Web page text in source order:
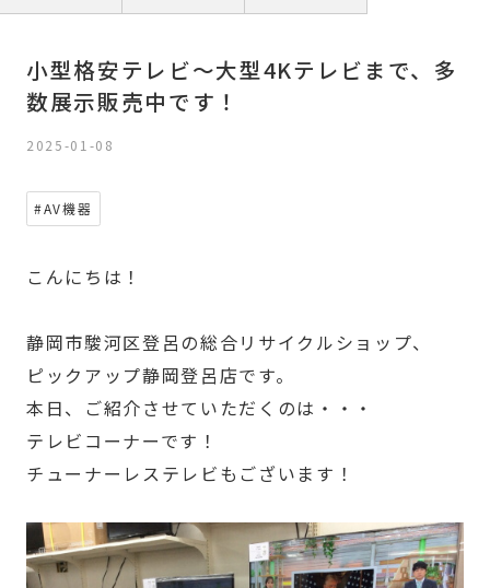
小型格安テレビ～大型4Kテレビまで、多
数展示販売中です！
2025-01-08
#AV機器
こんにちは！
静岡市駿河区登呂の総合リサイクルショップ、
ピックアップ静岡登呂店です。
本日、ご紹介させていただくのは・・・
テレビコーナーです！
チューナーレステレビもございます！